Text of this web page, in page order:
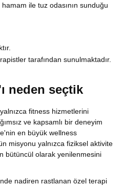
ile tuz odasının sunduğu
tarafından sunulmaktadır.
neden seçtik
fitness hizmetlerini
ve kapsamlı bir deneyim
en büyük wellness
misyonu yalnızca fiziksel aktivite
bütüncül olarak yenilenmesini
nadiren rastlanan özel terapi